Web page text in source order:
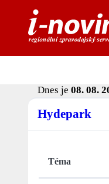
Dnes je 08. 08.
Hydepark
Téma